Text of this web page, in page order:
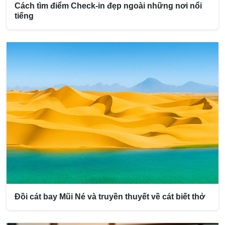
Cách tìm điểm Check-in đẹp ngoài những nơi nổi
tiếng
Đồi cát bay Mũi Né và truyền thuyết về cát biết thở